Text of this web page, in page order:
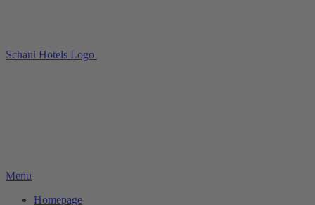
Schani Hotels Logo
Menu
Homepage